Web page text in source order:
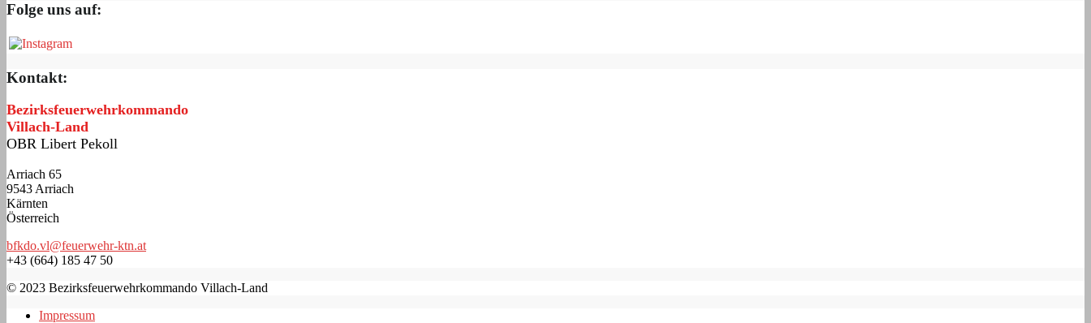
Folge uns auf:
Kontakt:
Bezirksfeuerwehrkommando
Villach-Land
OBR Libert Pekoll
Arriach 65
9543 Arriach
Kärnten
Österreich
bfkdo.vl@feuerwehr-ktn.at
+43 (664) 185 47 50
© 2023 Bezirksfeuerwehrkommando Villach-Land
Impressum